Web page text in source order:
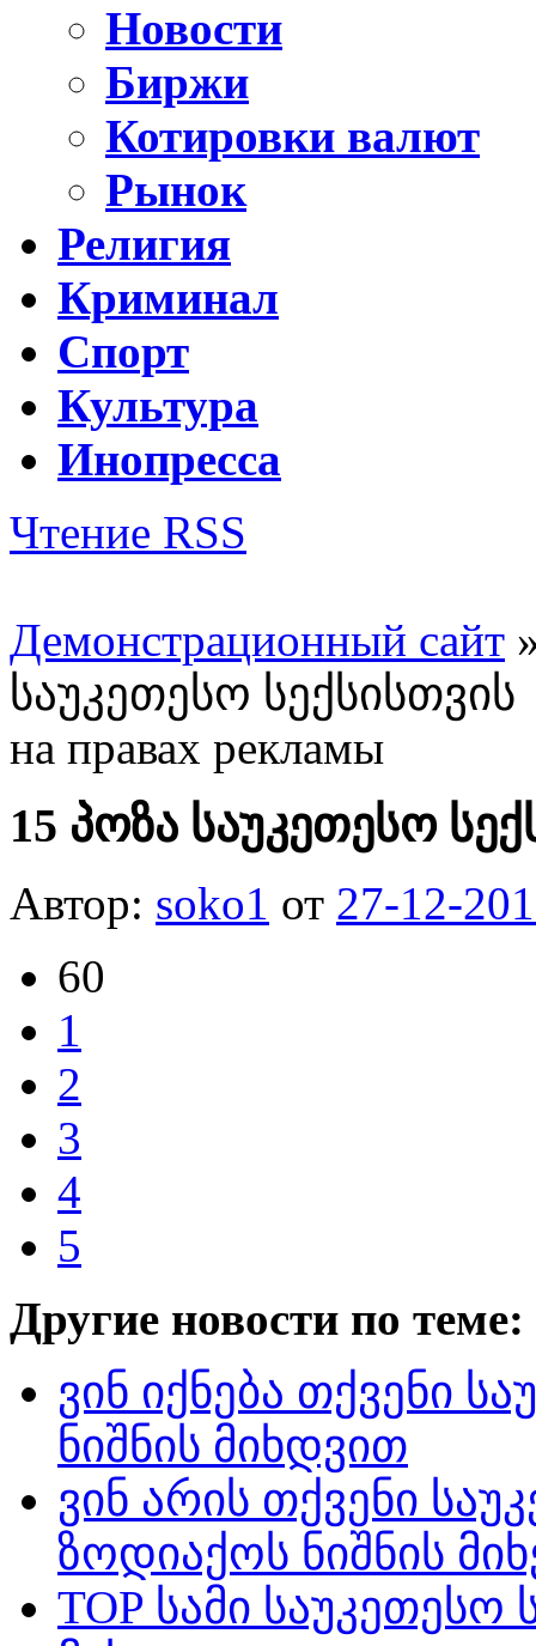
Новости
Биржи
Котировки валют
Рынок
Религия
Криминал
Спорт
Культура
Инопресса
Чтение RSS
Демонстрационный сайт
საუკეთესო სექსისთვის
на правах рекламы
15 პოზა საუკეთესო
Автор: soko1 от 27-12-
60
1
2
3
4
5
Другие новости по теме:
ვინ იქნება თქვენი
ნიშნის მიხდვით
ვინ არის თქვენი
ზოდიაქოს ნიშნის
TOP სამი